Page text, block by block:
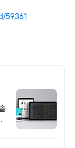
59361